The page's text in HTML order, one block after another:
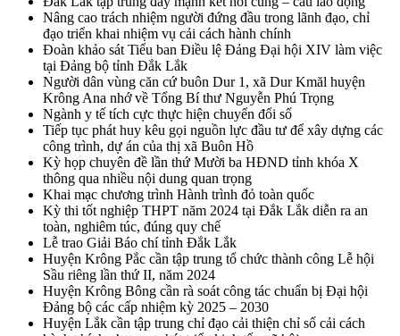
Nâng cao trách nhiệm người đứng đầu trong lãnh đạo, chỉ
đạo triển khai nhiệm vụ cải cách hành chính
Đoàn khảo sát Tiểu ban Điều lệ Đảng Đại hội XIV làm việc
tại Đảng bộ tỉnh Đắk Lắk
Người dân vùng căn cứ buôn Dur 1, xã Dur Kmăl huyện
Krông Ana nhớ về Tổng Bí thư Nguyễn Phú Trọng
Ngành y tế tích cực thực hiện chuyển đổi số
Tiếp tục phát huy kêu gọi nguồn lực đầu tư để xây dựng các
công trình, dự án của thị xã Buôn Hồ
Kỳ họp chuyên đề lần thứ Mười ba HĐND tỉnh khóa X
thông qua nhiều nội dung quan trọng
Khai mạc chương trình Hành trình đỏ toàn quốc
Kỳ thi tốt nghiệp THPT năm 2024 tại Đắk Lắk diễn ra an
toàn, nghiêm túc, đúng quy chế
Lễ trao Giải Báo chí tỉnh Đắk Lắk
Huyện Krông Pắc cần tập trung tổ chức thành công Lễ hội
Sầu riêng lần thứ II, năm 2024
Huyện Krông Bông cần rà soát công tác chuẩn bị Đại hội
Đảng bộ các cấp nhiệm kỳ 2025 – 2030
Huyện Lắk cần tập trung chỉ đạo cải thiện chỉ số cải cách